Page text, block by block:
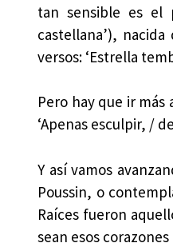
tan sensible es el
castellana’),
versos: ‘Estrella
Pero hay que ir
‘Apenas esculpir, /
Y así vamos
Poussin, o
Raíces fueron
sean esos